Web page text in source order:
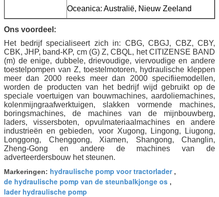
Oceanica: Australië, Nieuw Zeeland
Ons voordeel:
Het bedrijf specialiseert zich in: CBG, CBGJ, CBZ, CBY,
CBK, JHP, band-KP, cm (G) Z, CBQL, het CITIZENSE BAND
(m) de enige, dubbele, drievoudige, viervoudige en andere
toestelpompen van Z, toestelmotoren, hydraulische kleppen
meer dan 2000 reeks meer dan 2000 specifiiemodellen,
worden de producten van het bedrijf wijd gebruikt op de
speciale voertuigen van bouwmachines, aardoliemachines,
kolenmijngraafwerktuigen, slakken vormende machines,
boringsmachines, de machines van de mijnbouwberg,
laders, vissersboten, opvulmateriaalmachines en andere
industrieën en gebieden, voor Xugong, Lingong, Liugong,
Longgong, Chenggong, Xiamen, Shangong, Changlin,
Zheng-Gong en andere de machines van de
adverteerdersbouw het steunen.
Markeringen: hydraulische pomp voor tractorlader,
de hydraulische pomp van de steunbalkjonge os ,
lader hydraulische pomp